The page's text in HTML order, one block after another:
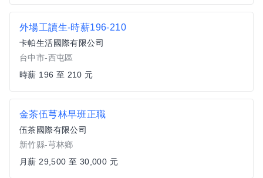
外場工讀生-時薪196-210
卡帕生活國際有限公司
台中市-西屯區
時薪 196 至 210 元
金茶伍芎林早班正職
伍茶國際有限公司
新竹縣-芎林鄉
月薪 29,500 至 30,000 元